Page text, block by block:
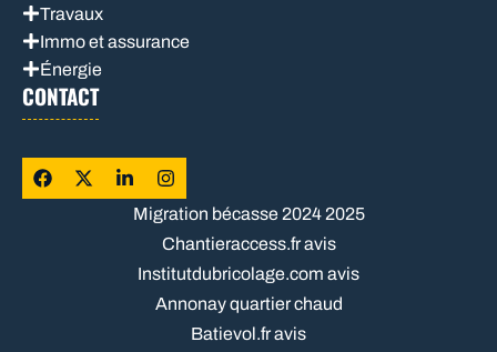
Travaux
Immo et assurance
Énergie
CONTACT
Migration bécasse 2024 2025
Chantieraccess.fr avis
Institutdubricolage.com avis
Annonay quartier chaud
Batievol.fr avis